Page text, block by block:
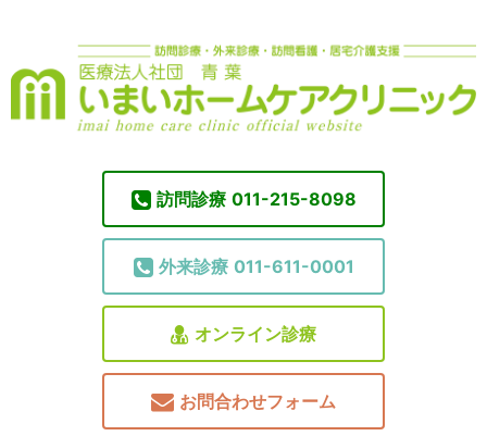
訪問診療 011-215-8098
外来診療 011-611-0001
オンライン診療
お問合わせフォーム